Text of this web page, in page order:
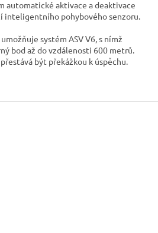
automatické aktivace a deaktivace
inteligentního pohybového senzoru.
systém ASV V6, s nímž
bod až do vzdálenosti 600 metrů.
být překážkou k úspěchu.